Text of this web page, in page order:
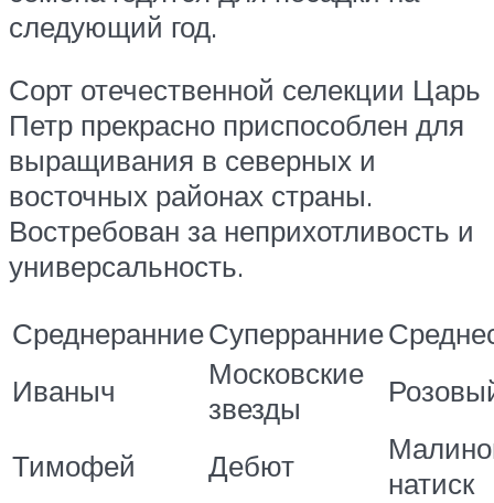
следующий год.
Сорт отечественной селекции Царь
Петр прекрасно приспособлен для
выращивания в северных и
восточных районах страны.
Востребован за неприхотливость и
универсальность.
СреднеранниеСуперранние
Иваныч
Московские
звезды
Тимофей Дебют
натиск